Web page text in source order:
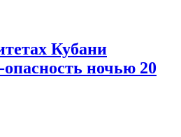
Кубани
ночью 20